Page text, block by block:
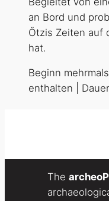
an Bord und
Ötzis Zeiten auf
hat.
Beginn
enthalten |
The